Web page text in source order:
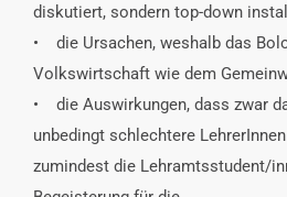
diskutiert, sondern top-down
• die Ursachen, weshalb das
Volkswirtschaft wie dem
• die Auswirkungen, dass zwar
unbedingt schlechtere
zumindest die Lehramtsstudent/